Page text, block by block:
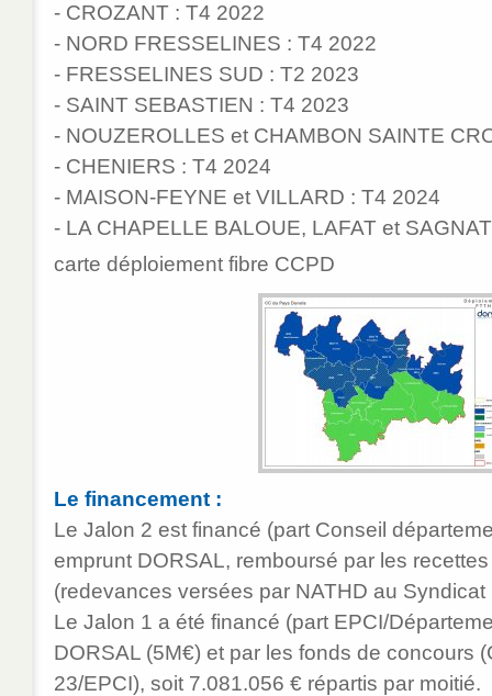
- CROZANT : T4 2022
- NORD FRESSELINES : T4 2022
- FRESSELINES SUD : T2 2023
- SAINT SEBASTIEN : T4 2023
- NOUZEROLLES et CHAMBON SAINTE
- CHENIERS : T4 2024
- MAISON-FEYNE et VILLARD : T4 2024
- LA CHAPELLE BALOUE, LAFAT et
carte déploiement fibre CCPD
Le financement :
Le Jalon 2 est financé (part Conseil
emprunt DORSAL, remboursé par les
(redevances versées par NATHD au Syndicat
Le Jalon 1 a été financé (part EPCI/
DORSAL (5M€) et par les fonds de concours
23/EPCI), soit 7.081.056 € répartis par moitié.